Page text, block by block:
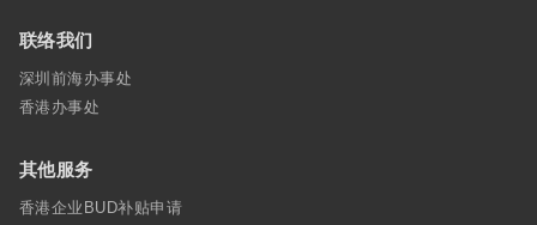
联络我们
深圳前海办事处
香港办事处
其他服务
香港企业BUD补贴申请